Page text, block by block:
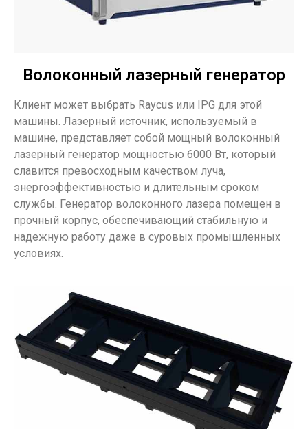
Волоконный лазерный генератор
Клиент может выбрать Raycus или IPG для этой
машины. Лазерный источник, используемый в
машине, представляет собой мощный волоконный
лазерный генератор мощностью 6000 Вт, который
славится превосходным качеством луча,
энергоэффективностью и длительным сроком
службы. Генератор волоконного лазера помещен в
прочный корпус, обеспечивающий стабильную и
надежную работу даже в суровых промышленных
условиях.